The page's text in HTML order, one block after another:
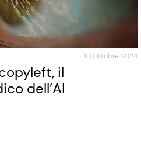
10 Ottobre 2024
il
dell’AI